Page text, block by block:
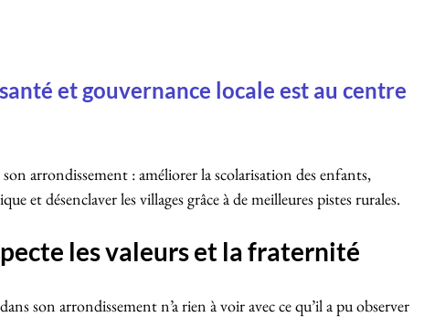
et gouvernance locale est au centre
arrondissement : améliorer la scolarisation des enfants,
et désenclaver les villages grâce à de meilleures pistes rurales.
les valeurs et la fraternité
son arrondissement n’a rien à voir avec ce qu’il a pu observer